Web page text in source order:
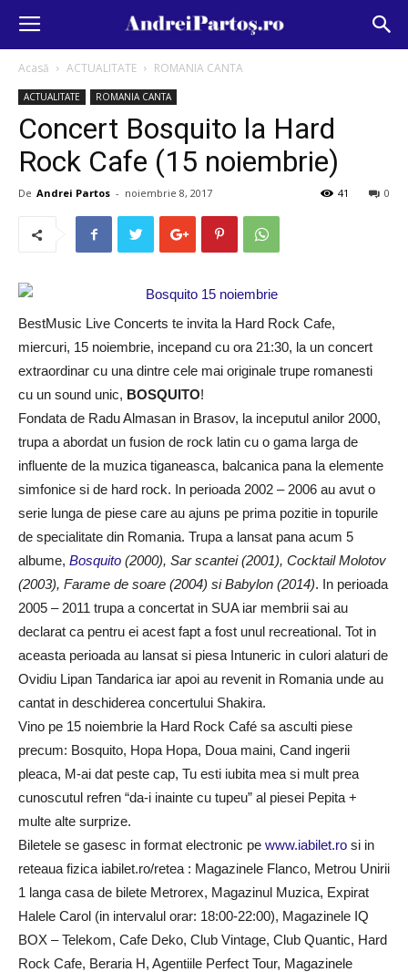
Acasă ACTUALITATE ROMANIA CANTA
ACTUALITATE ROMANIA CANTA
Concert Bosquito la Hard
Rock Cafe (15 noiembrie)
De Andrei Partos - noiembrie 8, 2017 0
41
BestMusic Live Concerts te invita la Hard Rock Cafe,
miercuri, 15 noiembrie, incepand cu ora 21:30, la un concert
extraordinar cu una dintre cele mai originale trupe romanesti
cu un sound unic, BOSQUITO!
Fondata de Radu Almasan in Brasov, la inceputul anilor 2000,
trupa a abordat un fusion de rock latin cu o gama larga de
influente de la muzica tiganeasca, balcanica pana la elemente
simfonice si de hard rock. In perioada 2002 – 2006 au avut o
serie lunga de piese care au ajuns pe prima pozitie in topurile
de specialitate din Romania. Trupa a lansat pana acum 5
albume, Bosquito (2000), Sar scantei (2001), Cocktail Molotov
(2003), Farame de soare (2004) si Babylon (2014). In perioada
2005 – 2011 trupa a concertat in SUA iar membrii sai au
declarat ca pentru ei acest fapt a fost unul recreational. Tot in
aceasta perioada au lansat si piesa Intuneric in culori alaturi de
Ovidiu Lipan Tandarica iar apoi au revenit in Romania unde au
cantat in deschiderea concertului Shakira.
Vino pe 15 noiembrie la Hard Rock Café sa asculti piese
precum: Bosquito, Hopa Hopa, Doua maini, Cand ingerii
pleaca, M-ai dat peste cap, Tu esti iubita mea si mult prea
cunoscutul refren “da-i inainte cu tupeu” al piesei Pepita +
multe alte surprize.
Biletele se gasesc in format electronic pe www.iabilet.ro si in
reteaua fizica iabilet.ro/retea : Magazinele Flanco, Metrou Unirii
1 langa casa de bilete Metrorex, Magazinul Muzica, Expirat
Halele Carol (in intervalul orar: 18:00-22:00), Magazinele IQ
BOX – Telekom, Cafe Deko, Club Vintage, Club Quantic, Hard
Rock Cafe, Beraria H, Agentiile Perfect Tour, Magazinele